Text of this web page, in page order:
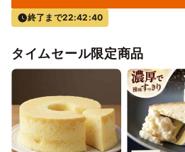
終了まで22:42:39
タイムセール限定商品